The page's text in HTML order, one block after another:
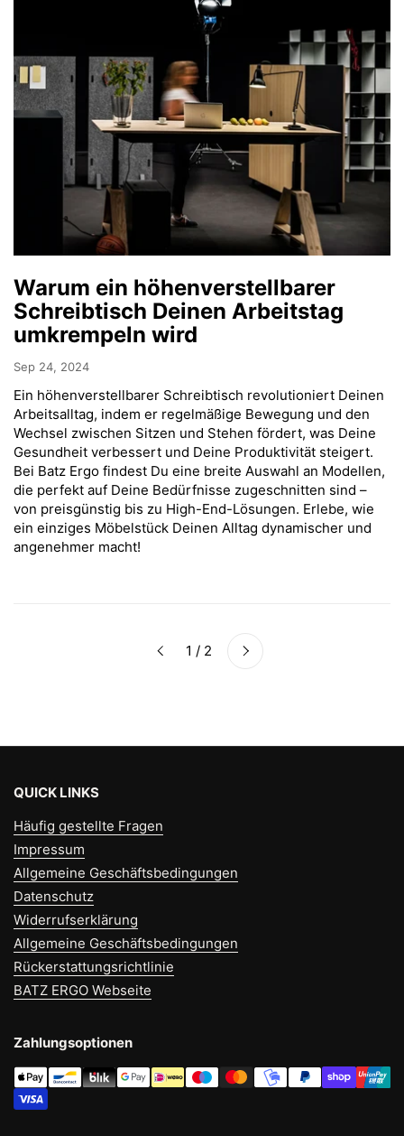
Warum ein höhenverstellbarer
Schreibtisch Deinen Arbeitstag
umkrempeln wird
Sep 24, 2024
Ein höhenverstellbarer Schreibtisch revolutioniert Deinen
Arbeitsalltag, indem er regelmäßige Bewegung und den
Wechsel zwischen Sitzen und Stehen fördert, was Deine
Gesundheit verbessert und Deine Produktivität steigert.
Bei Batz Ergo findest Du eine breite Auswahl an Modellen,
die perfekt auf Deine Bedürfnisse zugeschnitten sind –
von preisgünstig bis zu High-End-Lösungen. Erlebe, wie
ein einziges Möbelstück Deinen Alltag dynamischer und
angenehmer macht!
Zurück 1 / 2 Weiter
QUICK LINKS
Häufig gestellte Fragen
Impressum
Allgemeine Geschäftsbedingungen
Datenschutz
Widerrufserklärung
Allgemeine Geschäftsbedingungen
Rückerstattungsrichtlinie
BATZ ERGO Webseite
Zahlungsoptionen